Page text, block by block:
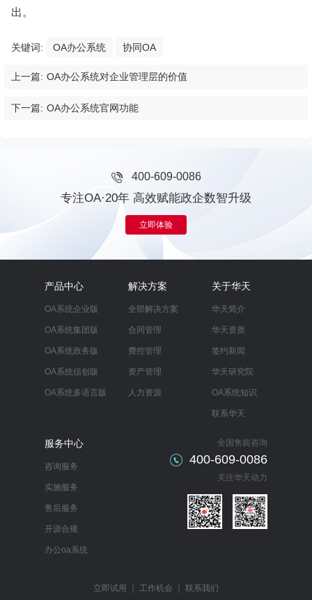
出。
关键词: OA办公系统 协同OA
上一篇: OA办公系统对企业管理层的价值
下一篇: OA办公系统官网功能
400-609-0086
专注OA·20年 高效赋能政企数智升级
立即体验
产品中心
OA系统企业版
OA系统集团版
OA系统政务版
OA系统信创版
OA系统多语言版
解决方案
全部解决方案
合同管理
费控管理
资产管理
人力资源
关于华天
华天简介
华天资质
签约新闻
华天研究院
OA系统知识
联系华天
服务中心
咨询服务
实施服务
售后服务
开源合规
办公oa系统
全国售前咨询
400-609-0086
关注华天动力
立即试用 工作机会 联系我们